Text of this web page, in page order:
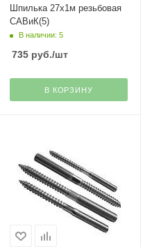
Шпилька 27х1м резьбовая
САВиК(5)
В наличии: 5
735руб./шт
В КОРЗИНУ